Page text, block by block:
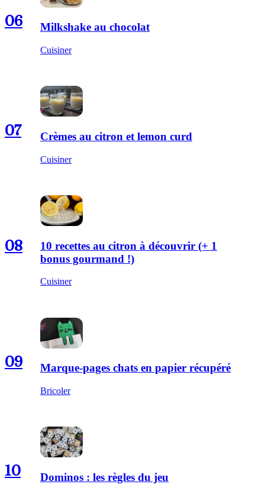
06 Milkshake au chocolat
Cuisiner
07 Crèmes au citron et lemon curd
Cuisiner
08
10 recettes au citron à découvrir (+ 1
bonus gourmand !)
Cuisiner
09 Marque-pages chats en papier récupéré
Bricoler
10 Dominos : les règles du jeu